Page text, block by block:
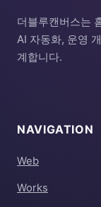
더블루캔버스는
AI 자동화, 운영
계합니다.
NAVIGATION
Web
Works